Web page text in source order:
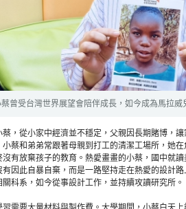
曾受台灣世界展望會陪伴成長，如今成為馬拉威
蔡，從小家中經濟並不穩定，父親因長期賭博，
小蔡和弟弟常跟著母親到打工的清潔工場所，她
沒有放棄孩子的教育。熱愛畫畫的小蔡，國中就
有因此自暴自棄，而是一路堅持走在熱愛的設計
關科系，如今從事設計工作，並持續攻讀研究所。